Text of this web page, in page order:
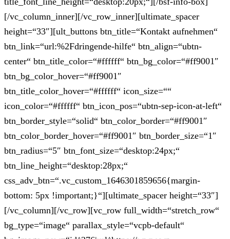
[/vc_column_inner][/vc_row_inner][ultimate_spacer
height=“33″][ult_buttons btn_title=“Kontakt aufnehmen“
btn_link=“url:%2Fdringende-hilfe“ btn_align=“ubtn-
center“ btn_title_color=“#ffffff“ btn_bg_color=“#ff9001″
btn_bg_color_hover=“#ff9001″
btn_title_color_hover=“#ffffff“ icon_size=““
icon_color=“#ffffff“ btn_icon_pos=“ubtn-sep-icon-at-left“
btn_border_style=“solid“ btn_color_border=“#ff9001″
btn_color_border_hover=“#ff9001″ btn_border_size=“1″
btn_radius=“5″ btn_font_size=“desktop:24px;“
btn_line_height=“desktop:28px;“
css_adv_btn=“.vc_custom_1646301859656{margin-
bottom: 5px !important;}“][ultimate_spacer height=“33″]
[/vc_column][/vc_row][vc_row full_width=“stretch_row“
bg_type=“image“ parallax_style=“vcpb-default“